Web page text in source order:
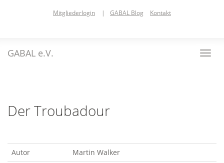
Mitgliederlogin | GABAL Blog Kontakt
GABAL e.V.
Der Troubadour
Autor
Martin Walker